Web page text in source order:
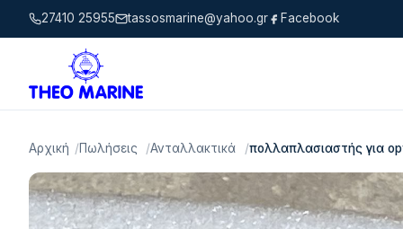
27410 25955 tassosmarine@yahoo.gr Facebook
Αρχική Πωλήσεις Ανταλλακτικά πολλαπλασιαστής για